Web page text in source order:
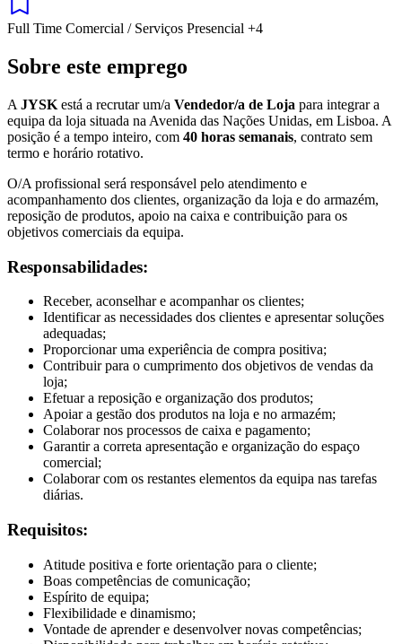
Full Time Comercial / Serviços Presencial +4
Sobre este emprego
A JYSK está a recrutar um/a Vendedor/a de Loja para integrar a
equipa da loja situada na Avenida das Nações Unidas, em Lisboa. A
posição é a tempo inteiro, com 40 horas semanais, contrato sem
termo e horário rotativo.
O/A profissional será responsável pelo atendimento e
acompanhamento dos clientes, organização da loja e do armazém,
reposição de produtos, apoio na caixa e contribuição para os
objetivos comerciais da equipa.
Responsabilidades:
Receber, aconselhar e acompanhar os clientes;
Identificar as necessidades dos clientes e apresentar soluções
adequadas;
Proporcionar uma experiência de compra positiva;
Contribuir para o cumprimento dos objetivos de vendas da
loja;
Efetuar a reposição e organização dos produtos;
Apoiar a gestão dos produtos na loja e no armazém;
Colaborar nos processos de caixa e pagamento;
Garantir a correta apresentação e organização do espaço
comercial;
Colaborar com os restantes elementos da equipa nas tarefas
diárias.
Requisitos:
Atitude positiva e forte orientação para o cliente;
Boas competências de comunicação;
Espírito de equipa;
Flexibilidade e dinamismo;
Vontade de aprender e desenvolver novas competências;